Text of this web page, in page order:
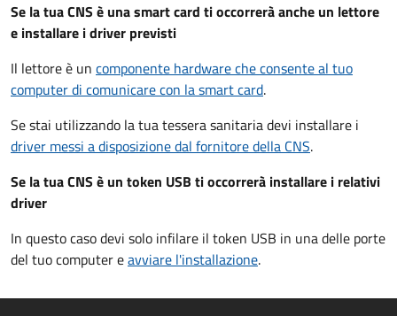
Se la tua CNS è una smart card ti occorrerà anche un lettore
e installare i driver previsti
Il lettore è un componente hardware che consente al tuo
computer di comunicare con la smart card.
Se stai utilizzando la tua tessera sanitaria devi installare i
driver messi a disposizione dal fornitore della CNS.
Se la tua CNS è un token USB ti occorrerà installare i relativi
driver
In questo caso devi solo infilare il token USB in una delle porte
del tuo computer eavviare l'installazione.